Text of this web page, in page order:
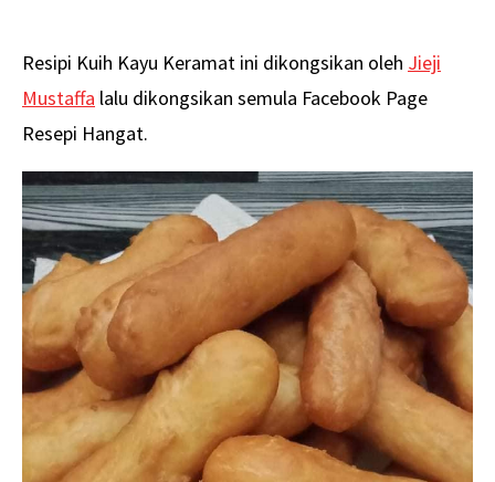
Resipi Kuih Kayu Keramat ini dikongsikan oleh Jieji
Mustaffa lalu dikongsikan semula Facebook Page
Resepi Hangat.